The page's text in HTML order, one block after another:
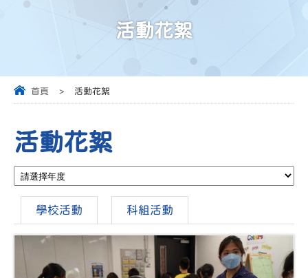
活動花絮
首頁 > 活動花絮
活動花絮
學校活動 科組活動